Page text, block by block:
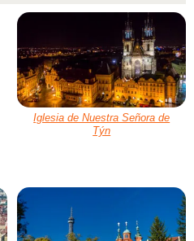
Iglesia de Nuestra Señora de
Týn